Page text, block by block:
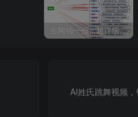
全网独一份：超详细的40+个自媒体赛道领域解析手册，让你的内容创作不再局限！
AI姓氏跳舞视频